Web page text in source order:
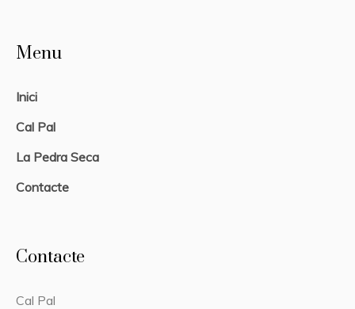
Menu
Inici
Cal Pal
La Pedra Seca
Contacte
Contacte
Cal Pal